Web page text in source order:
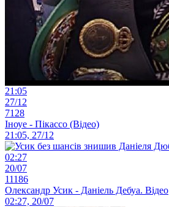
21:05
27/12
7128
Іноуе - Пікассо (Відео)
21:05, 27/12
02:27
20/07
11186
Олександр Усик - Даніель Дебуа. Відео
02:27, 20/07